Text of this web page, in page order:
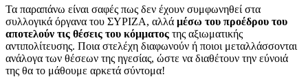
Τα παραπάνω είναι σαφές πως δεν έχουν συμφωνηθεί στα
συλλογικά όργανα του ΣΥΡΙΖΑ, αλλά μέσω του προέδρου του
αποτελούν τις θέσεις του κόμματος της αξιωματικής
αντιπολίτευσης. Ποια στελέχη διαφωνούν ή ποιοι μεταλλάσσονται
ανάλογα των θέσεων της ηγεσίας, ώστε να διαθέτουν την εύνοιά
της θα το μάθουμε αρκετά σύντομα!